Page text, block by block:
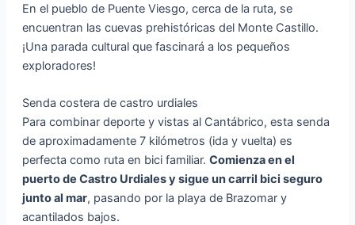
En el pueblo de Puente Viesgo, cerca de la ruta, se
encuentran las cuevas prehistóricas del Monte Castillo.
¡Una parada cultural que fascinará a los pequeños
exploradores!
Senda costera de castro urdiales
Para combinar deporte y vistas al Cantábrico, esta senda
de aproximadamente 7 kilómetros (ida y vuelta) es
perfecta como ruta en bici familiar. Comienza en el
puerto de Castro Urdiales y sigue un carril bici seguro
junto al mar, pasando por la playa de Brazomar y
acantilados bajos.